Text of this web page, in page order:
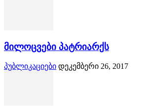
მილოცვები პატრიარქს
პუბლიკაციები დეკემბერი 26, 2017